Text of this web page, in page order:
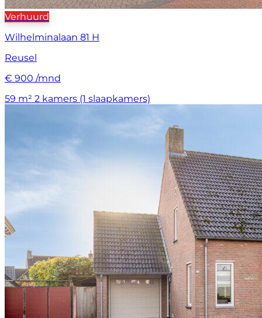
Verhuurd
Wilhelminalaan 81 H
Reusel
€ 900 /mnd
59 m² 2 kamers (1 slaapkamers)